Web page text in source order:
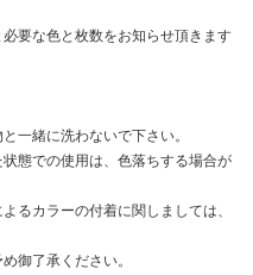
要な色と枚数をお知らせ頂きます
一緒に洗わないで下さい。
態での使用は、色落ちする場合が
るカラーの付着に関しましては、
御了承ください。